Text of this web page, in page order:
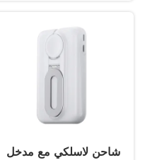
شاحن لاسلكي مع مدخل